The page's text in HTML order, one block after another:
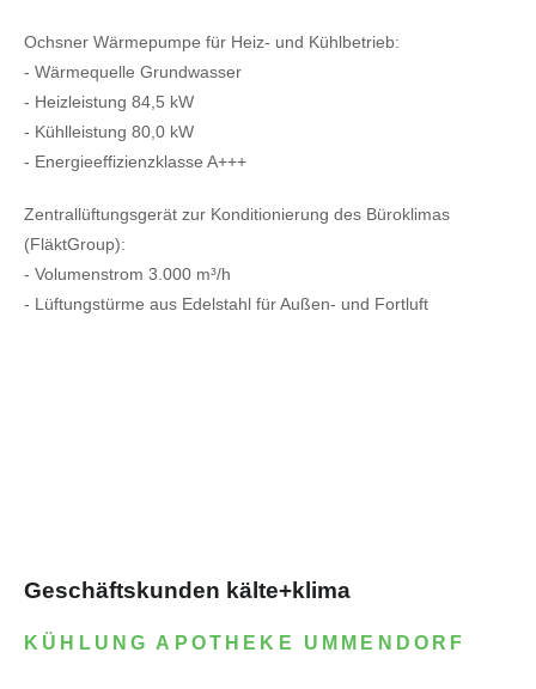
Ochsner Wärmepumpe für Heiz- und Kühlbetrieb:
- Wärmequelle Grundwasser
- Heizleistung 84,5 kW
- Kühlleistung 80,0 kW
- Energieeffizienzklasse A+++
Zentrallüftungsgerät zur Konditionierung des Büroklimas
(FläktGroup):
- Volumenstrom 3.000 m³/h
- Lüftungstürme aus Edelstahl für Außen- und Fortluft
Geschäftskunden kälte+klima
KÜHLUNG APOTHEKE UMMENDORF